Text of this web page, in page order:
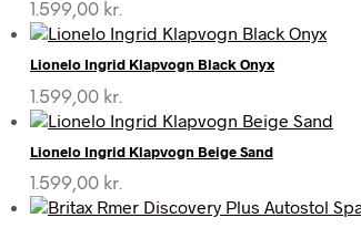
1.599,00 kr.
Lionelo Ingrid Klapvogn Black Onyx
1.599,00 kr.
Lionelo Ingrid Klapvogn Beige Sand
1.599,00 kr.